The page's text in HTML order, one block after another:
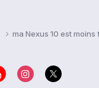
ma Nexus 10 est